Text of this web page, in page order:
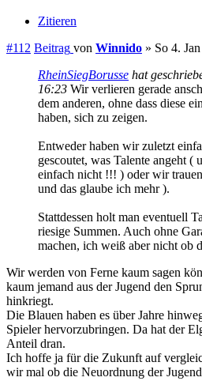
Zitieren
#112 Beitrag von Winnido » So 4.
RheinSiegBorusse hat
16:23 Wir verlieren gerade
dem anderen, ohne dass diese
haben, sich zu zeigen.
Entweder haben wir zuletzt
gescoutet, was Talente angeht (
einfach nicht !!! ) oder wir
und das glaube ich mehr ).
Stattdessen holt man eventuell
riesige Summen. Auch ohne
machen, ich weiß aber nicht ob
Wir werden von Ferne kaum sagen
kaum jemand aus der Jugend den
hinkriegt.
Die Blauen haben es über Jahre
Spieler hervorzubringen. Da hat der
Anteil dran.
Ich hoffe ja für die Zukunft auf
wir mal ob die Neuordnung der